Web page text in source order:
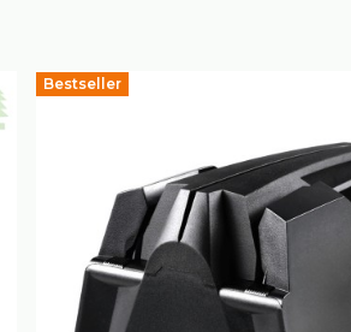
Bestseller